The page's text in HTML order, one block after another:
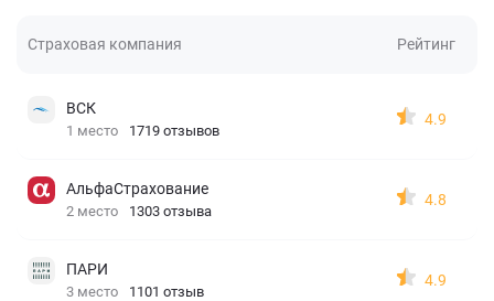
Страховая компания Рейтинг
ВСК
1 место 1719 отзывов
4.9
АльфаСтрахование
2 место 1303 отзыва
4.8
ПАРИ
3 место 1101 отзыв
4.9